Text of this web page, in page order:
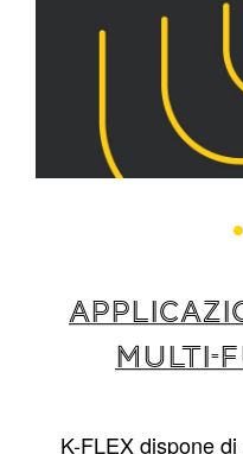
MULTI-
K-FLEX dispone